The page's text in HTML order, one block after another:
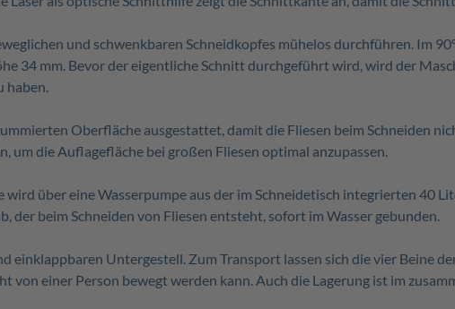
und schwenkbaren Schneidkopfes mühelos durchführen. Im
34 mm. Bevor der eigentliche Schnitt durchgeführt wird, wird der
haben.
Oberfläche ausgestattet, damit die Fliesen beim Schneiden
um die Auflagefläche bei großen Fliesen optimal anzupassen.
über eine Wasserpumpe aus der im Schneidetisch integrierten 40
der beim Schneiden von Fliesen entsteht, sofort im Wasser gebunden.
einklappbaren Untergestell. Zum Transport lassen sich die vier Beine
von einer Person bewegt werden kann. Auch die Lagerung ist im